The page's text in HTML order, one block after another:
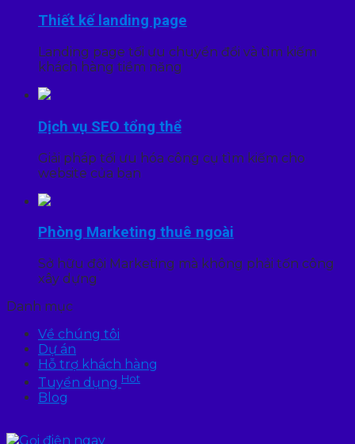
Thiết kế landing page
Landing page tối ưu chuyển đổi và tìm kiếm
khách hàng tiềm năng
Dịch vụ SEO tổng thể
Giải pháp tối ưu hóa công cụ tìm kiếm cho
website của bạn
Phòng Marketing thuê ngoài
Sở hữu đội Marketing mà không phải tốn công
xây dựng
Danh mục
Về chúng tôi
Dự án
Hỗ trợ khách hàng
Tuyển dụng Hot
Blog